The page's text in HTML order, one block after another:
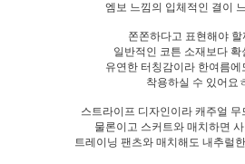
엠보 느낌의 입체적인 결이
쫀쫀하다고 표현해야 할
일반적인 코튼 소재보다 확
유연한 터칭감이라 한여름에
착용하실 수 있어요
스트라이프 디자인이라 캐주얼 무
물론이고 스커트와 매치하면
트레이닝 팬츠와 매치해도 내추럴